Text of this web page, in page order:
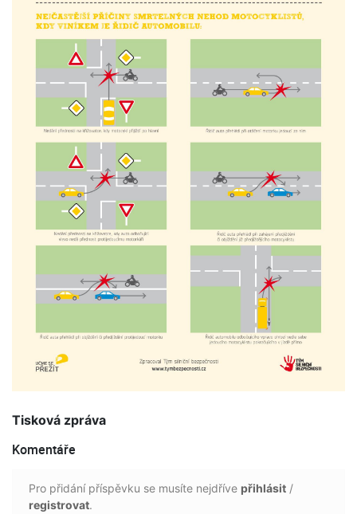
Tisková zpráva
Komentáře
Pro přidání příspěvku se musíte nejdříve přihlásit /
registrovat.